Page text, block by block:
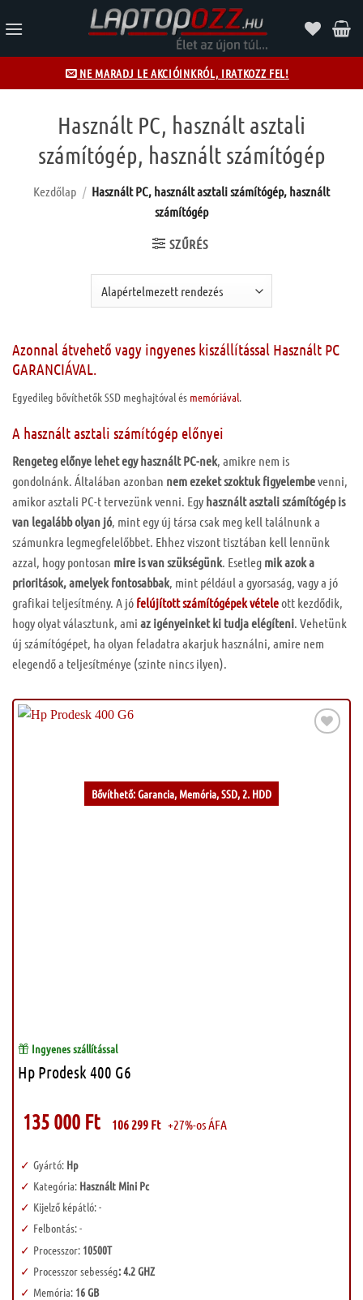
to
NE MARADJ LE AKCIÓINKRÓL, IRATKOZZ FEL!
Használt PC, használt asztali
számítógép, használt számítógép
Kezdőlap / Használt PC, használt asztali számítógép, használt
számítógép
SZŰRÉS
Azonnal átvehető vagy ingyenes kiszállítással Használt PC
GARANCIÁVAL.
Egyedileg bővíthetők SSD meghajtóval és memóriával.
A használt asztali számítógép előnyei
Rengeteg előnye lehet egy használt PC-nek, amikre nem is
gondolnánk. Általában azonban nem ezeket szoktuk figyelembevenni,
amikor asztali PC-t tervezünk venni. Egy használt asztali számítógép is
van legalább olyan jó, mint egy új társa csak meg kell találnunk a
számunkra legmegfelelőbbet. Ehhez viszont tisztában kell lennünk
azzal, hogy pontosan mire is van szükségünk. Esetleg mik azok a
prioritások, amelyek fontosabbak, mint például a gyorsaság, vagy a jó
grafikai teljesítmény. A jó felújított számítógépek vételeott kezdődik,
hogy olyat választunk, ami az igényeinket ki tudja elégíteni. Vehetünk
új számítógépet, ha olyan feladatra akarjuk használni, amire nem
elegendő a teljesítménye (szinte nincs ilyen).
Bővíthető: Garancia, Memória, SSD, 2. HDD
Ingyenes szállítással
Hp Prodesk 400 G6
135 000 Ft 106 299 Ft +27%-os ÁFA
Gyártó: Hp
Kategória: Használt Mini Pc
Kijelző képátló: -
Felbontás: -
Processzor:10500T
Processzor sebesség: 4.2 GHZ
Memória:16 GB